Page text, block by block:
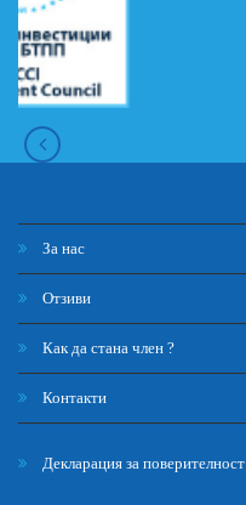
За нас
Отзиви
Как да стана член ?
Контакти
Декларация за поверителност